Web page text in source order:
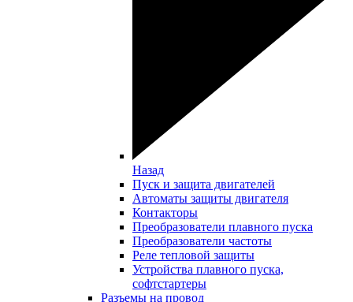
Назад
Пуск и защита двигателей
Автоматы защиты двигателя
Контакторы
Преобразователи плавного пуска
Преобразователи частоты
Реле тепловой защиты
Устройства плавного пуска,
софтстартеры
Разъемы на провод